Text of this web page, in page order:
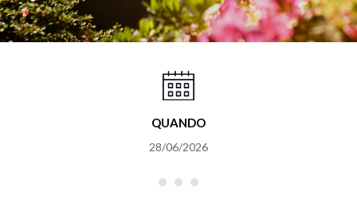
QUANDO
28/06/2026